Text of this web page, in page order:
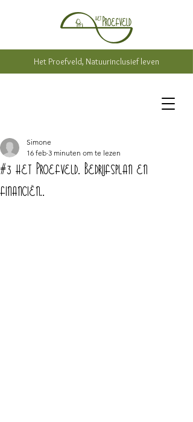
Het Proefveld, Natuurinclusief leven
#3 het Proefveld. Bedrijfsplan en
financiën..
Simone
16 feb 3 minuten om te lezen